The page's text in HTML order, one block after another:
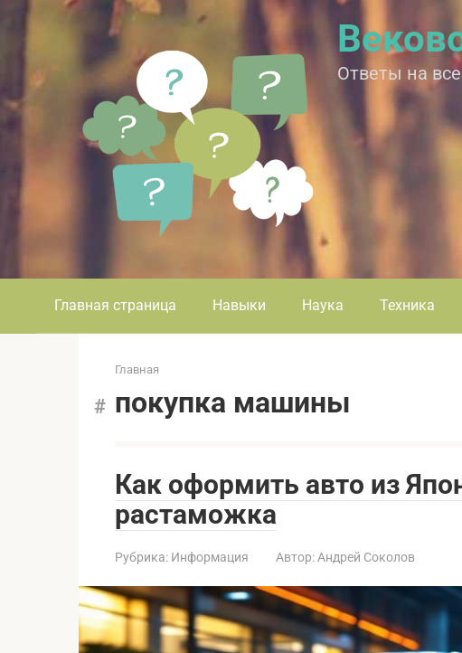
Ответы на
Главная страница Навыки Наука Техника
Главная
покупка машины
Как оформить авто из
растаможка
Рубрика: Информация Автор: Андрей Соколов